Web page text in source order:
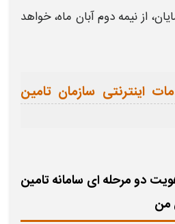
از نیمه دوم آبان ماه، خواهد
اینترنتی سازمان تامین
دو مرحله ای سامانه تامین
من